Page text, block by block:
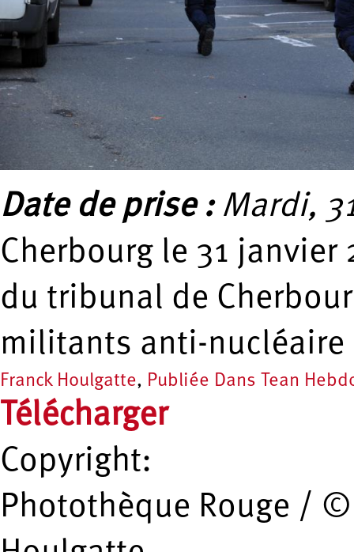
Date de prise : Mardi,
Cherbourg le 31 janvier
du tribunal de
militants anti-
Franck Houlgatte, Publiée Dans Tean
Télécharger
Copyright:
Photothèque Rouge /